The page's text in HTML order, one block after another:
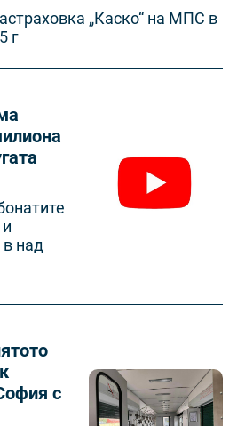
„Каско“ на МПС в
г
в над
с